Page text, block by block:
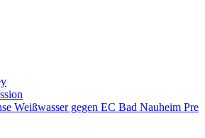
Weißwasser gegen EC Bad Nauheim Pre